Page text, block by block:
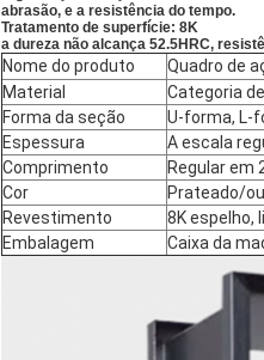
abrasão, e a resistência do tempo.
Tratamento de superfície: 8K
a dureza não alcança 52.5HRC,
Nome do produto
Quadro de
Material
Categoria
Forma da seção
U-forma, L-
Espessura
A escala
Comprimento
Regular em
Cor
Prateado/
Revestimento
8K espelho,
Embalagem
Caixa da